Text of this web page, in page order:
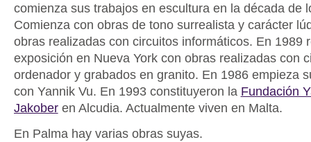
comienza sus trabajos en escultura en la década de
Comienza con obras de tono surrealista y carácter
obras realizadas con circuitos informáticos. En 1989
exposición en Nueva York con obras realizadas con
ordenador y grabados en granito. En 1986 empieza
con Yannik Vu. En 1993 constituyeron la Fundación
Jakoberen Alcudia. Actualmente viven en Malta.
En Palma hay varias obras suyas.